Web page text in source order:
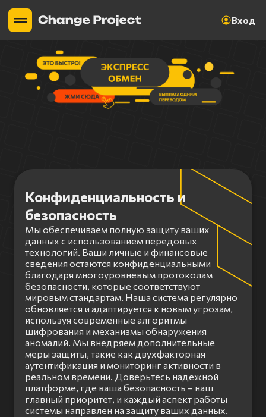
Вход
Конфиденциальность и
безопасность
Мы обеспечиваем полную защиту ваших
данных с использованием передовых
технологий. Ваши личные и финансовые
сведения остаются конфиденциальными
благодаря многоуровневым протоколам
безопасности, которые соответствуют
мировым стандартам. Наша система регулярно
обновляется и адаптируется к новым угрозам,
используя современные алгоритмы
шифрования и механизмы обнаружения
аномалий. Мы внедряем дополнительные
меры защиты, такие как двухфакторная
аутентификация и мониторинг активности в
реальном времени. Доверьтесь надежной
платформе, где ваша безопасность – наш
главный приоритет, и каждый аспект работы
системы направлен на защиту ваших данных.